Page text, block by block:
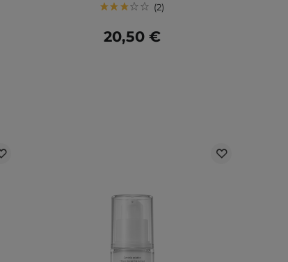
2
20,50 €